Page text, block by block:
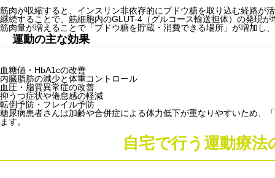
筋肉が収縮すると、インスリン非依存的にブドウ糖を取り込む経路が
継続することで、筋細胞内のGLUT-4（グルコース輸送担体）の発現
筋肉量が増えることで「ブドウ糖を貯蔵・消費できる場所」が増加し
運動の主な効果
血糖値・HbA1cの改善
内臓脂肪の減少と体重コントロール
血圧・脂質異常症の改善
抑うつ症状や倦怠感の軽減
転倒予防・フレイル予防
糖尿病患者さんは加齢や合併症による体力低下が重なりやすいため、
ます。
自宅で行う運動療法